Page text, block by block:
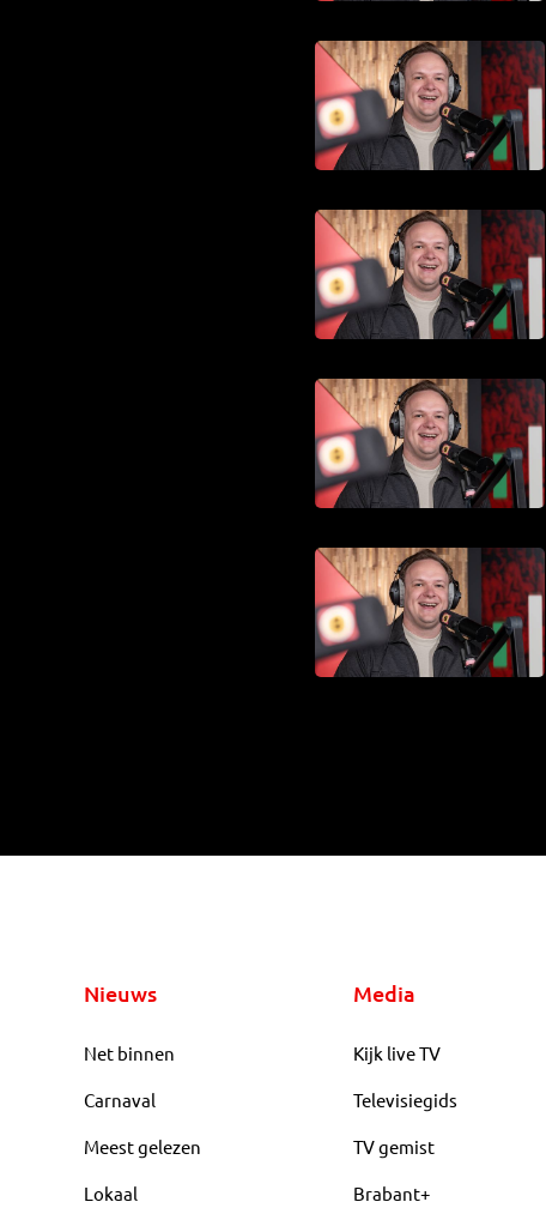
Nieuws
Net binnen
Carnaval
Meest gelezen
Lokaal
Media
Kijk live TV
Televisiegids
TV gemist
Brabant+